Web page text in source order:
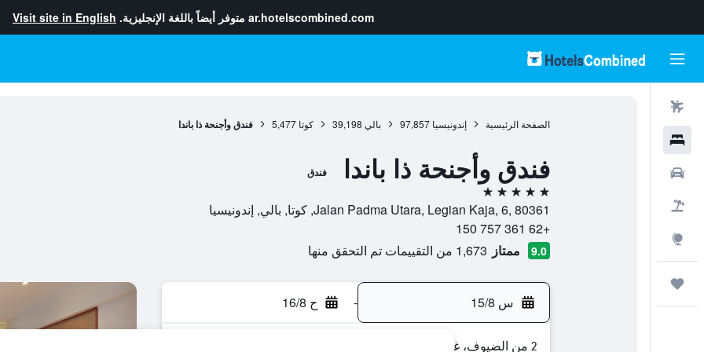
ar.hotelscombined.com متوفر أيضاً باللغة الإنجليزية. Visit site in English
الصفحة الرئيسية إندونيسيا 97,857 بالي 39,198 كوتا 5,477 فندق وأجنحة ذا باندا
فندق وأجنحة ذا باندا فندق
5 نجوم
Jalan Padma Utara, Legian Kaja, 6, 80361, كوتا, بالي, إندونيسيا
+62 361 757 150
9.0 ممتاز 1,673 من التقييمات تم التحقق منها
س 15/8 - ح 16/8
2 من الضيوف، غرفة واحدة